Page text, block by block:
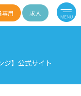
専用 求人
ジ】公式サイト